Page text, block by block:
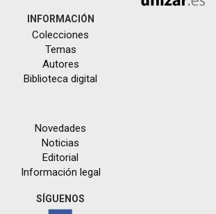
INFORMACIÓN
Colecciones
Temas
Autores
Biblioteca digital
Novedades
Noticias
Editorial
Información legal
SÍGUENOS